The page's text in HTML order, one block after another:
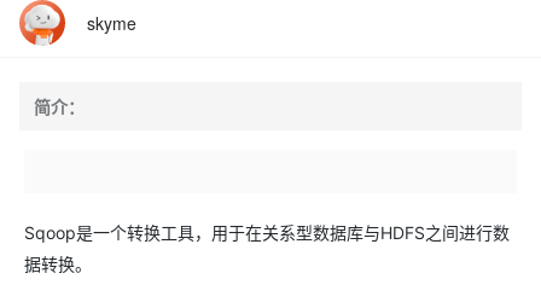
skyme
简介：
Sqoop是一个转换工具，用于在关系型数据库与HDFS之间进行数
据转换。